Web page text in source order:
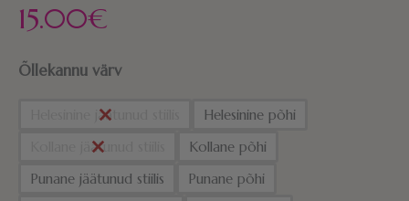
15.00€
Õllekannu värv
Helesinine jäätunud stiilis
Helesinine põhi
Kollane jäätunud stiilis
Kollane põhi
Punane jäätunud stiilis
Punane põhi